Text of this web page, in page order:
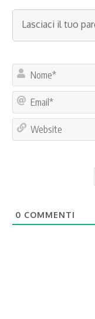
0 COMMENTI